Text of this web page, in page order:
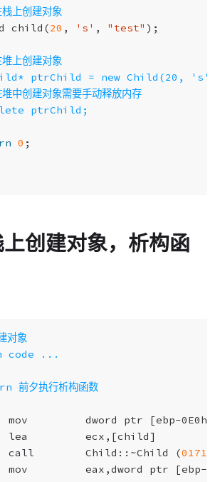
child (20 , 's' , "test" );
0 ;
创建对象，析构函
mov dword ptr [ebp-0E0h
lea ecx ,[child]
call Child :: ~Child (017132
mov eax ,dword ptr [ebp-